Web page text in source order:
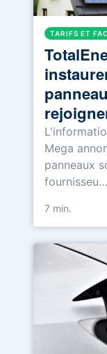
TARIFS ET
Mega
panneaux
fournisseu…
7 min.